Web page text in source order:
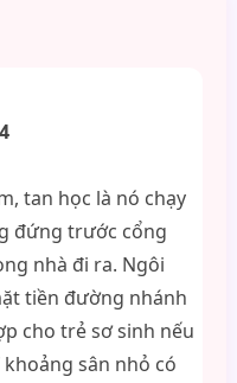
tan học là nó chạy
đứng trước cổng
nhà đi ra. Ngôi
tiền đường nhánh
cho trẻ sơ sinh nếu
sân nhỏ có